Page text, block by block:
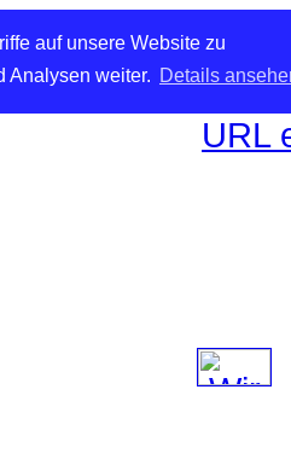
auf unsere Website zu
Analysen weiter. Details
URL